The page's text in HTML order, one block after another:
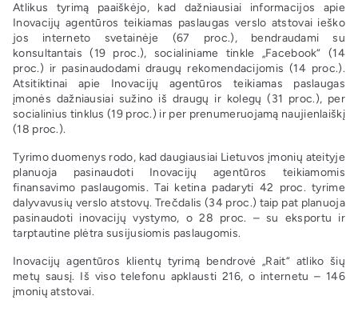
Atlikus tyrimą paaiškėjo, kad dažniausiai informacijos apie
Inovacijų agentūros teikiamas paslaugas verslo atstovai ieško
jos interneto svetainėje (67 proc.), bendraudami su
konsultantais (19 proc.), socialiniame tinkle „Facebook“ (14
proc.) ir pasinaudodami draugų rekomendacijomis (14 proc.).
Atsitiktinai apie Inovacijų agentūros teikiamas paslaugas
įmonės dažniausiai sužino iš draugų ir kolegų (31 proc.), per
socialinius tinklus (19 proc.) ir per prenumeruojamą naujienlaiškį
(18 proc.).
Tyrimo duomenys rodo, kad daugiausiai Lietuvos įmonių ateityje
planuoja pasinaudoti Inovacijų agentūros teikiamomis
finansavimo paslaugomis. Tai ketina padaryti 42 proc. tyrime
dalyvavusių verslo atstovų. Trečdalis (34 proc.) taip pat planuoja
pasinaudoti inovacijų vystymo, o 28 proc. – su eksportu ir
tarptautine plėtra susijusiomis paslaugomis.
Inovacijų agentūros klientų tyrimą bendrovė „Rait“ atliko šių
metų sausį. Iš viso telefonu apklausti 216, o internetu – 146
įmonių atstovai.